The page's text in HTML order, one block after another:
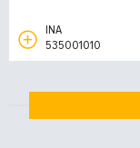
INA
535001010